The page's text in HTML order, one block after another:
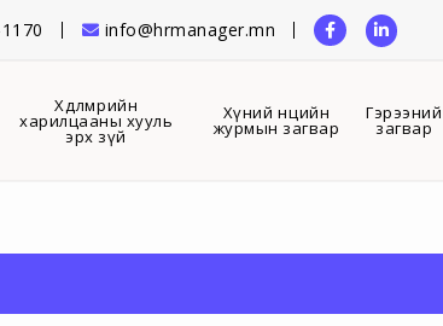
info@hrmanager.mn
Хөдөлмөрийн
харилцааны хууль
эрх зүй
Хүний нөөцийн
журмын загвар
Гэрээний
загвар